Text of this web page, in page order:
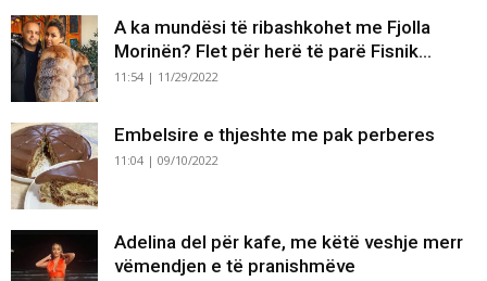
A ka mundësi të ribashkohet me Fjolla
Morinën? Flet për herë të parë Fisnik...
11:54 | 11/29/2022
Embelsire e thjeshte me pak perberes
11:04 | 09/10/2022
Adelina del për kafe, me këtë veshje merr
vëmendjen e të pranishmëve